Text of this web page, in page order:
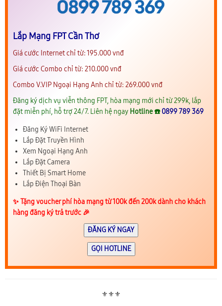
Lắp Mạng FPT Cần Thơ
Giá cước Internet chỉ từ: 195.000 vnđ
Giá cước Combo chỉ từ: 210.000 vnđ
Combo V.VIP Ngoại Hạng Anh chỉ từ: 269.000 vnđ
Đăng ký dịch vụ viễn thông FPT, hòa mạng mới chỉ từ 299k, lắp
đặt miễn phí, hỗ trợ 24/7. Liên hệ ngay Hotline ☎️0899 789 369
Đăng Ký WiFi Internet
Lắp Đặt Truyền Hình
Xem Ngoại Hạng Anh
Lắp Đặt Camera
Thiết Bị Smart Home
Lắp Điện Thoại Bàn
✨️ Tặng voucher phí hòa mạng từ 100k đến 200k dành cho khách
hàng đăng ký trả trước 🎉
ĐĂNG KÝ NGAY
GỌI HOTLINE
⚜️⚜️⚜️